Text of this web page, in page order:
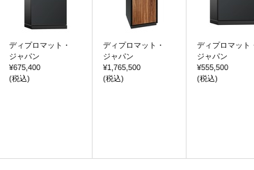
ディプロマット・
ジャパン
¥675,400
(税込)
ディプロマット・
ジャパン
¥1,765,500
(税込)
ディプロマット
ジャパン
¥555,500
(税込)